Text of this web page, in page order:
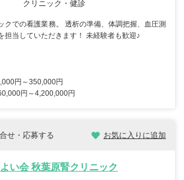
クリニック・健診
クでの看護業務。 透析の準備、体調把握、血圧測
担当していただきます！ 未経験者も歓迎♪
円～350,000円
円～4,200,000円
せ・応募する お気に入りに追加
い会 秋葉原腎クリニック